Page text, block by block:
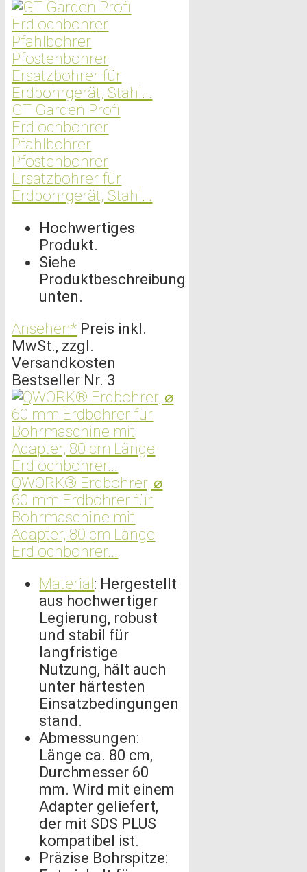
GT Garden Profi
Erdlochbohrer
Pfahlbohrer
Pfostenbohrer
Ersatzbohrer für
Erdbohrgerät, Stahl...
Hochwertiges
Produkt.
Siehe
Produktbeschreibung
unten.
Ansehen* Preis inkl.
MwSt., zzgl.
Versandkosten
Bestseller Nr. 3
QWORK® Erdbohrer, ⌀
60 mm Erdbohrer für
Bohrmaschine mit
Adapter, 80 cm Länge
Erdlochbohrer...
Material : Hergestellt
aus hochwertiger
Legierung, robust
und stabil für
langfristige
Nutzung, hält auch
unter härtesten
Einsatzbedingungen
stand.
Abmessungen:
Länge ca. 80 cm,
Durchmesser 60
mm. Wird mit einem
Adapter geliefert,
der mit SDS PLUS
kompatibel ist.
Präzise Bohrspitze: